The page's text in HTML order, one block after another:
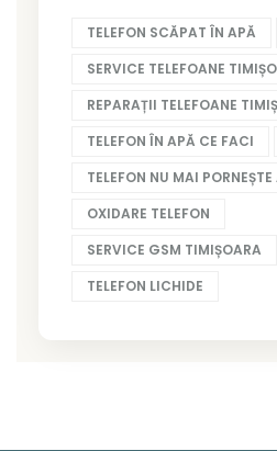
TELEFON SCĂPAT ÎN APĂ
SERVICE TELEFOANE
REPARAȚII TELEFOANE
TELEFON ÎN APĂ CE FACI
TELEFON NU MAI PORNEȘTE
OXIDARE TELEFON
SERVICE GSM TIMIȘOARA
TELEFON LICHIDE